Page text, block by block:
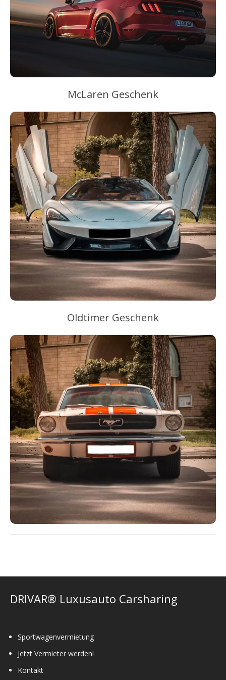
McLaren Geschenk
Oldtimer Geschenk
DRIVAR® Luxusauto Carsharing
Sportwagenvermietung
Jetzt Vermieter werden!
Kontakt